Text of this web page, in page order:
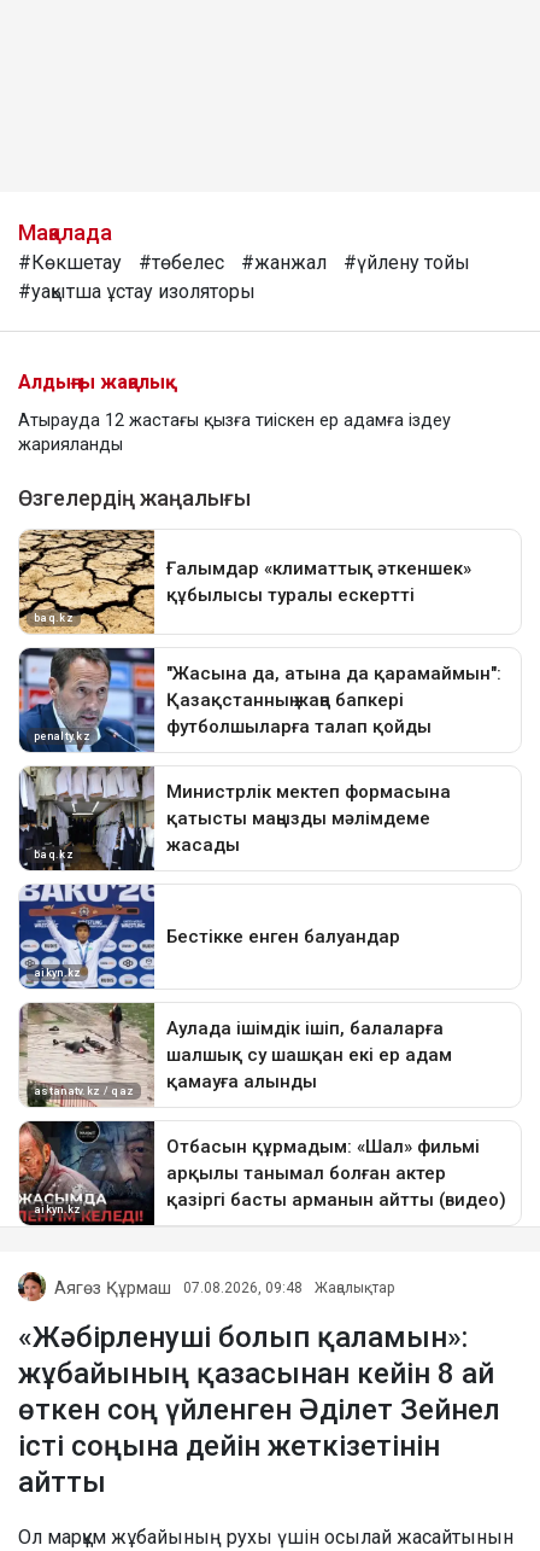
Мақалада
#Көкшетау #төбелес #жанжал
#үйлену тойы
#уақытша ұстау изоляторы
Алдыңғы жаңалық
Атырауда 12 жастағы қызға тиіскен ер адамға іздеу
жарияланды
Аягөз Құрмаш 07.08.2026, 09:48 Жаңалықтар
«Жәбірленуші болып қаламын»:
жұбайының қазасынан кейін 8 ай
өткен соң үйленген Әділет Зейнел
істі соңына дейін жеткізетінін
айтты
Ол марқұм жұбайының рухы үшін осылай жасайтынын